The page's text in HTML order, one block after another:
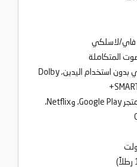
فاي/لاسلكي
المتكاملة
ميزات خاصة التحكم الصوتي بدون استخدام اليدين، Dolby
التطبيقات المثبتة مسبقًا: متجر Google Play، وNetflix،